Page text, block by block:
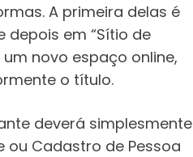
A primeira delas é
depois em “Sítio de
novo espaço online,
o título.
deverá simplesmente
Cadastro de Pessoa